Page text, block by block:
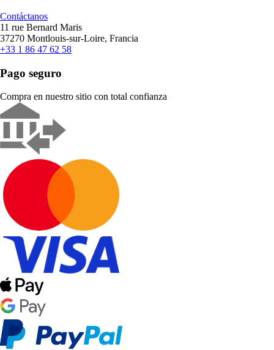
Contáctanos
11 rue Bernard Maris
37270 Montlouis-sur-Loire, Francia
+33 1 86 47 62 58
Pago seguro
Compra en nuestro sitio con total confianza